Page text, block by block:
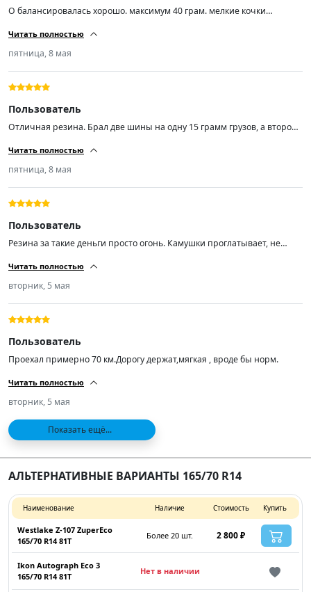
О балансировалась хорошо. максимум 40 грам. мелкие кочки
Читать полностью
пятница, 8 мая
Пользователь
Отличная резина. Брал две шины на одну 15 грамм грузов, а второй
Читать полностью
пятница, 8 мая
Пользователь
Резина за такие деньги просто огонь. Камушки проглатывает, не
самое главное лучше нашей раз в 100.
Читать полностью
вторник, 5 мая
Пользователь
Проехал примерно 70 км.Дорогу держат,мягкая , вроде бы норм.
Читать полностью
вторник, 5 мая
Показать ещё...
АЛЬТЕРНАТИВНЫЕ ВАРИАНТЫ 165/70 R14
Наименование Наличие Стоимость Купить
Westlake Z-107 ZuperEco
165/70 R14 81T
Более 20 шт. 2 800 ₽
Ikon Autograph Eco 3
165/70 R14 81T
Нет в наличии